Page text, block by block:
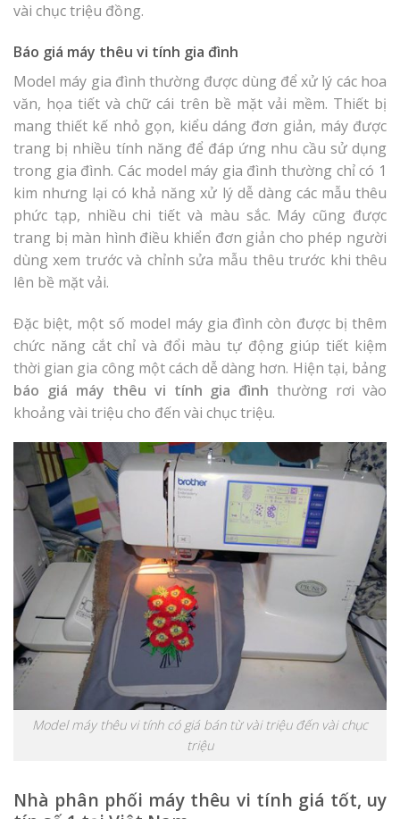
vài chục triệu đồng.
Báo giá máy thêu vi tính gia đình
Model máy gia đình thường được dùng để xử lý các hoa
văn, họa tiết và chữ cái trên bề mặt vải mềm. Thiết bị
mang thiết kế nhỏ gọn, kiểu dáng đơn giản, máy được
trang bị nhiều tính năng để đáp ứng nhu cầu sử dụng
trong gia đình. Các model máy gia đình thường chỉ có 1
kim nhưng lại có khả năng xử lý dễ dàng các mẫu thêu
phức tạp, nhiều chi tiết và màu sắc. Máy cũng được
trang bị màn hình điều khiển đơn giản cho phép người
dùng xem trước và chỉnh sửa mẫu thêu trước khi thêu
lên bề mặt vải.
Đặc biệt, một số model máy gia đình còn được bị thêm
chức năng cắt chỉ và đổi màu tự động giúp tiết kiệm
thời gian gia công một cách dễ dàng hơn. Hiện tại, bảng
báo giá máy thêu vi tính gia đình thường rơi vào
khoảng vài triệu cho đến vài chục triệu.
Model máy thêu vi tính có giá bán từ vài triệu đến vài chục
triệu
Nhà phân phối máy thêu vi tính giá tốt, uy